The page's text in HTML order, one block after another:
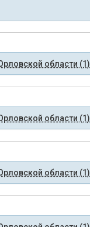
области (1)
области (1)
области (1)